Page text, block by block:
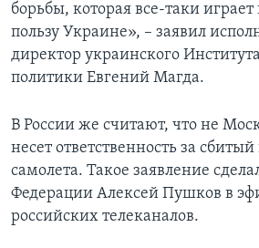
борьбы, которая все-таки
пользу Украине», – заявил
директор украинского
политики Евгений Магда.
В России же считают, что не
несет ответственность за
самолета. Такое заявление
Федерации Алексей Пушков в
российских телеканалов.